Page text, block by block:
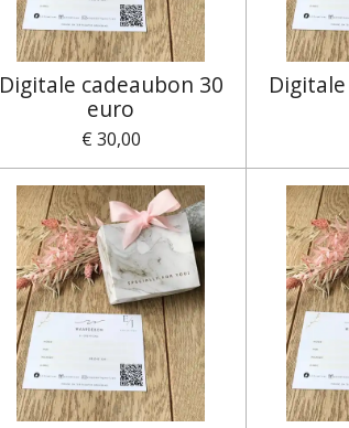
Digitale cadeaubon 30
euro
€ 30,00